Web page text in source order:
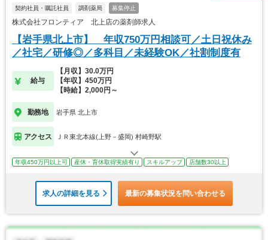
契約社員・嘱託社員 調剤薬局 募集停止
株式会社フロンティア 北上店の薬剤師求人
【岩手県北上市】 年収750万円相談可／土日祝休み
／社宅／研修◎／多科目／未経験OK／社割制度有
給与
【月収】30.0万円
【年収】450万円
【時給】2,000円～
勤務地 岩手県 北上市
アクセス ＪＲ東北本線(上野－盛岡) 村崎野駅
年収450万円以上可 産休・育休取得実績有り スキルアップ 店舗数30以上
求人の詳細を見る 最新の募集状況を問い合わせる